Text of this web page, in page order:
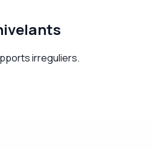
irreguliers.